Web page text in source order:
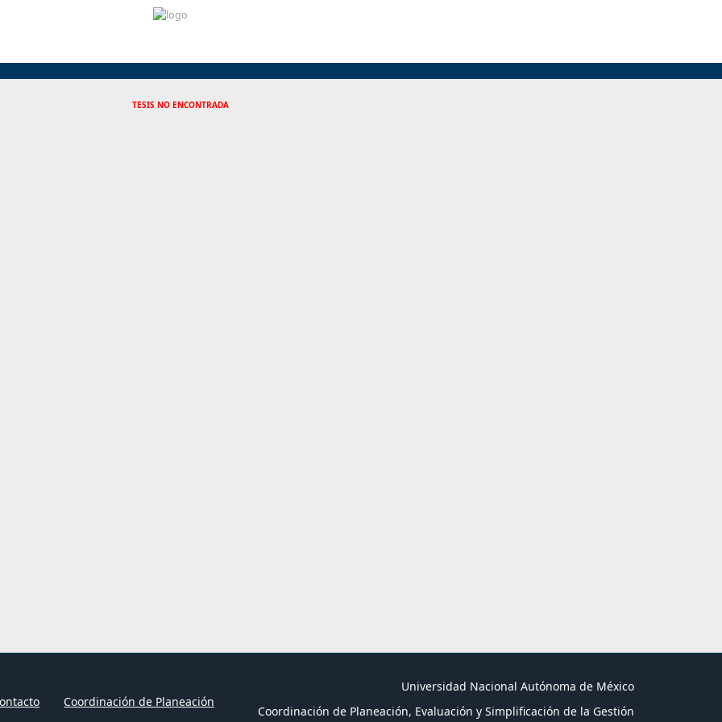
TESIS NO ENCONTRADA
Coordinación de Planeación
Universidad Nacional Autónoma de México
Coordinación de Planeación, Evaluación y Simplificación de la Gestión